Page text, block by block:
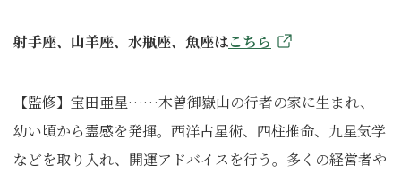
射手座、山羊座、水瓶座、魚座はこちら
【監修】宝田亜星……木曽御嶽山の行者の家に生まれ、
幼い頃から霊感を発揮。西洋占星術、四柱推命、九星気学
などを取り入れ、開運アドバイスを行う。多くの経営者や